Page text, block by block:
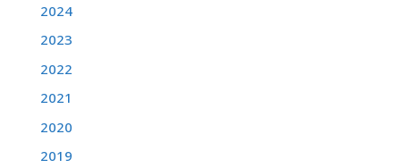
2024
2023
2022
2021
2020
2019